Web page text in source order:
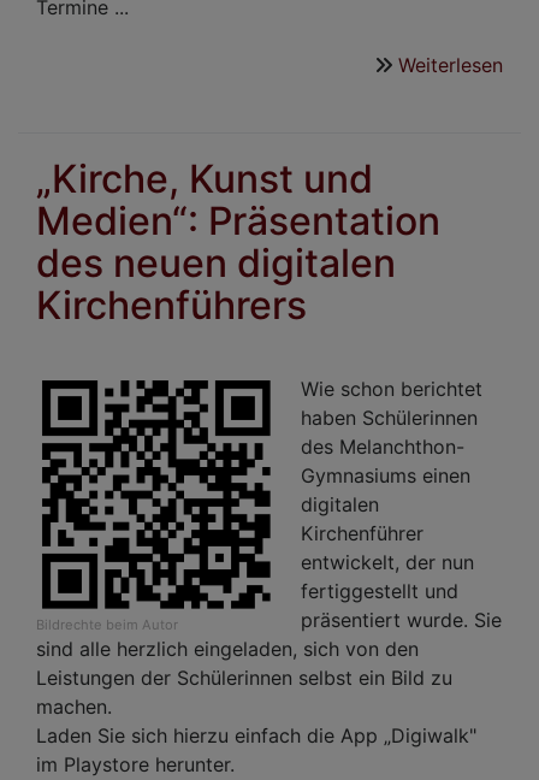
Termine ...
Weiterlesen
„Kirche, Kunst und
Medien“: Präsentation
des neuen digitalen
Kirchenführers
Bildrechte beim Autor
Wie schon berichtet
haben Schülerinnen
des Melanchthon-
Gymnasiums einen
digitalen
Kirchenführer
entwickelt, der nun
fertiggestellt und
präsentiert wurde. Sie
sind alle herzlich eingeladen, sich von den
Leistungen der Schülerinnen selbst ein Bild zu
machen.
Laden Sie sich hierzu einfach die App „Digiwalk"
im Playstore herunter.